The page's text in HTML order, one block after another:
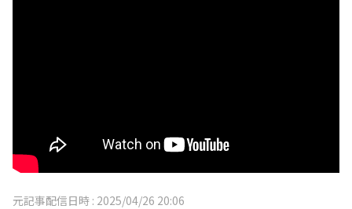
元記事配信日時 : 2025/04/26 20:06